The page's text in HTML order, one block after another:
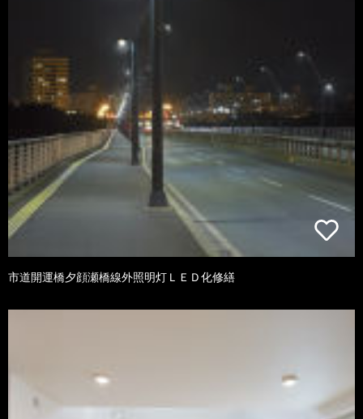
市道開運橋夕顔瀬橋線外照明灯ＬＥＤ化修繕